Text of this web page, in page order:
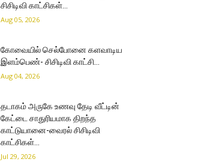
சிசிடிவி காட்சிகள்…
Aug 05, 2026
கோவையில் செல்போனை களவாடிய
இளம்பெண்- சிசிடிவி காட்சி…
Aug 04, 2026
தடாகம் அருகே உணவு தேடி வீட்டின்
கேட்டை சாதுரியமாக திறந்த
காட்டுயானை-வைரல் சிசிடிவி
காட்சிகள்…
Jul 29, 2026